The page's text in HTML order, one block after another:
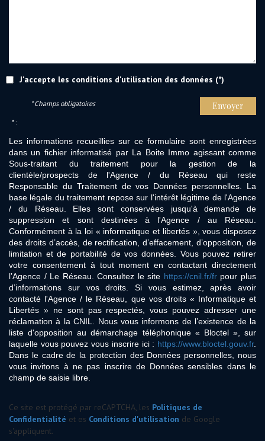
J'accepte les conditions d'utilisation des données (*)
Envoyer
* Champs obligatoires
* :
Les informations recueillies sur ce formulaire sont enregistrées
dans un fichier informatisé par La Boite Immo agissant comme
Sous-traitant du traitement pour la gestion de la
clientèle/prospects de l'Agence / du Réseau qui reste
Responsable du Traitement de vos Données personnelles. La
base légale du traitement repose sur l'intérêt légitime de l'Agence
/ du Réseau. Elles sont conservées jusqu'à demande de
suppression et sont destinées à l'Agence / au Réseau.
Conformément à la loi « informatique et libertés », vous disposez
des droits d’accès, de rectification, d’effacement, d’opposition, de
limitation et de portabilité de vos données. Vous pouvez retirer
votre consentement à tout moment en contactant directement
l’Agence / Le Réseau. Consultez le site https://cnil.fr/frpour plus
d’informations sur vos droits. Si vous estimez, après avoir
contacté l'Agence / le Réseau, que vos droits « Informatique et
Libertés » ne sont pas respectés, vous pouvez adresser une
réclamation à la CNIL. Nous vous informons de l’existence de la
liste d'opposition au démarchage téléphonique « Bloctel », sur
laquelle vous pouvez vous inscrire ici : https://www.bloctel.gouv.fr.
Dans le cadre de la protection des Données personnelles, nous
vous invitons à ne pas inscrire de Données sensibles dans le
champ de saisie libre.
Ce site est protégé par reCAPTCHA, les Politiques de
Confidentialité et es Conditions d'utilisation de Google
s'appliquent.